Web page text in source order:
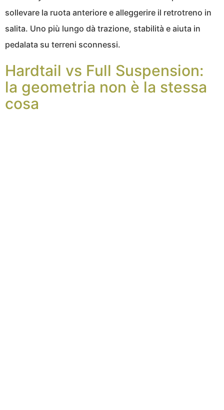
sollevare la ruota anteriore e alleggerire il retrotreno in
salita. Uno più lungo dà trazione, stabilità e aiuta in
pedalata su terreni sconnessi.
Hardtail vs Full Suspension:
la geometria non è la stessa
cosa